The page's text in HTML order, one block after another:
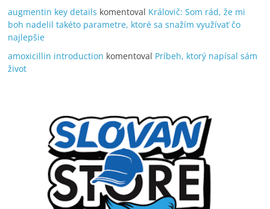
augmentin key details komentoval Královič: Som rád, že mi
boh nadelil takéto parametre, ktoré sa snažím využívať čo
najlepšie
amoxicillin introduction komentoval Príbeh, ktorý napísal sám
život